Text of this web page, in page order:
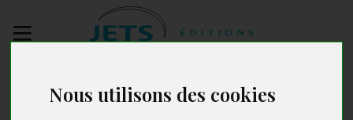
Nous utilisons des cookies
manuscrit